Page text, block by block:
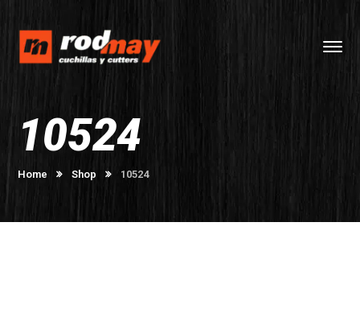
10524
Home Shop 10524